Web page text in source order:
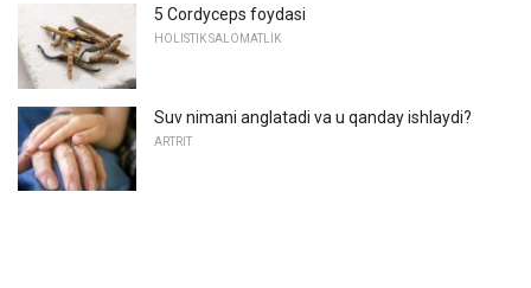
5 Cordyceps foydasi
HOLISTIK SALOMATLIK
Suv nimani anglatadi va u qanday ishlaydi?
ARTRIT